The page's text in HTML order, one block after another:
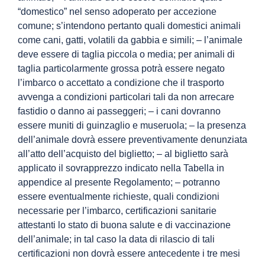
“domestico” nel senso adoperato per accezione
comune; s’intendono pertanto quali domestici animali
come cani, gatti, volatili da gabbia e simili; – l’animale
deve essere di taglia piccola o media; per animali di
taglia particolarmente grossa potrà essere negato
l’imbarco o accettato a condizione che il trasporto
avvenga a condizioni particolari tali da non arrecare
fastidio o danno ai passeggeri; – i cani dovranno
essere muniti di guinzaglio e museruola; – la presenza
dell’animale dovrà essere preventivamente denunziata
all’atto dell’acquisto del biglietto; – al biglietto sarà
applicato il sovrapprezzo indicato nella Tabella in
appendice al presente Regolamento; – potranno
essere eventualmente richieste, quali condizioni
necessarie per l’imbarco, certificazioni sanitarie
attestanti lo stato di buona salute e di vaccinazione
dell’animale; in tal caso la data di rilascio di tali
certificazioni non dovrà essere antecedente i tre mesi